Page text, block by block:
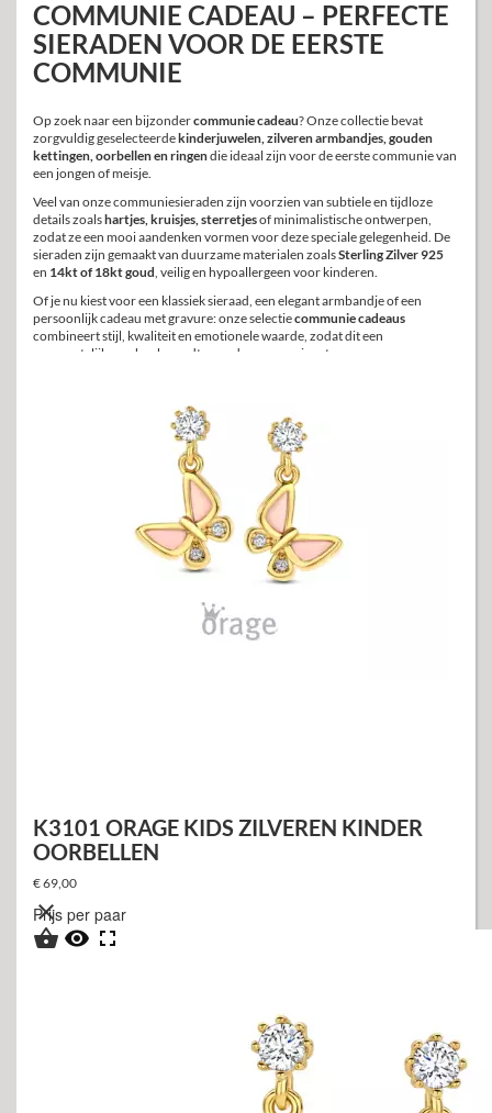
COMMUNIE CADEAU – PERFECTE
SIERADEN VOOR DE EERSTE
COMMUNIE
Op zoek naar een bijzondercommunie cadeau? Onze collectie bevat
zorgvuldig geselecteerdekinderjuwelen, zilveren armbandjes, gouden
kettingen, oorbellen en ringendie ideaal zijn voor de eerste communie van
een jongen of meisje.
Veel van onze communiesieraden zijn voorzien van subtiele en tijdloze
details zoalshartjes, kruisjes, sterretjesof minimalistische ontwerpen,
zodat ze een mooi aandenken vormen voor deze speciale gelegenheid. De
sieraden zijn gemaakt van duurzame materialen zoalsSterling Zilver 925
en 14kt of 18kt goud, veilig en hypoallergeen voor kinderen.
Of je nu kiest voor een klassiek sieraad, een elegant armbandje of een
persoonlijk cadeau met gravure: onze selectiecommunie cadeaus
combineert stijl, kwaliteit en emotionele waarde, zodat dit een
onvergetelijk geschenk wordt voor de communicant.
K3101 ORAGE KIDS ZILVEREN KINDER
OORBELLEN
€ 69,00
Prijs per paar
  
